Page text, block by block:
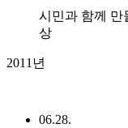
시민과 함께 만
상
2011년
06.28.